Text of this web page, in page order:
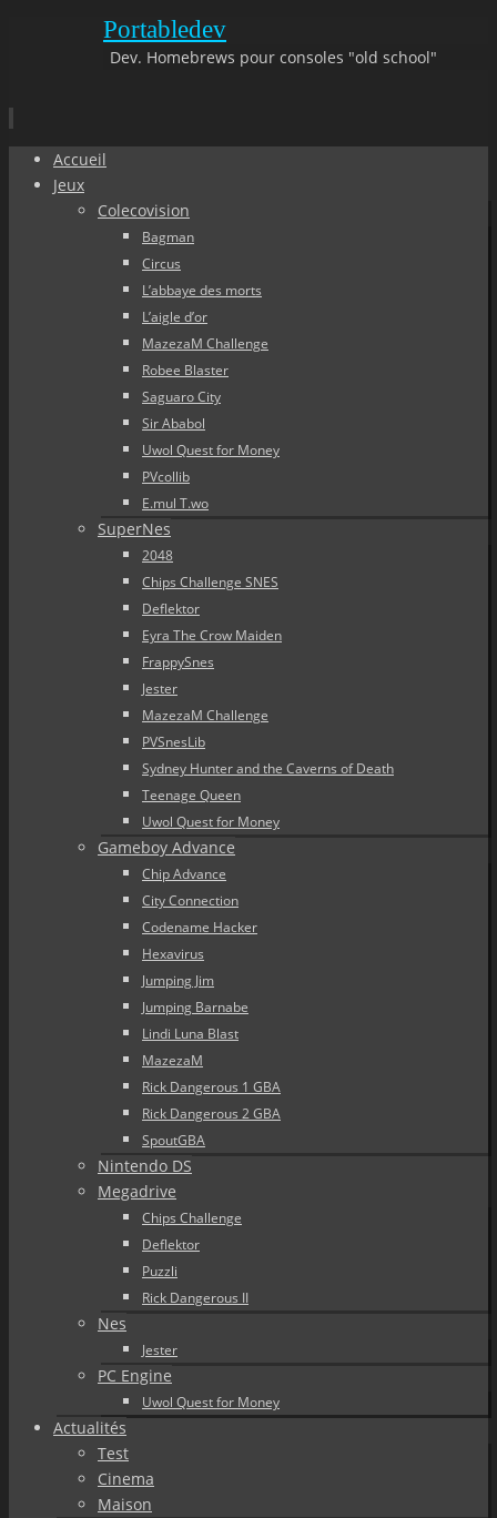
Portabledev
Dev. Homebrews pour consoles "old school"
Aller
Accueil
Jeux
Colecovision
Bagman
Circus
L’abbaye des morts
L’aigle d’or
MazezaM Challenge
Robee Blaster
Saguaro City
Sir Ababol
Uwol Quest for Money
PVcollib
E.mul T.wo
SuperNes
2048
Chips Challenge SNES
Deflektor
Eyra The Crow Maiden
FrappySnes
Jester
MazezaM Challenge
PVSnesLib
Sydney Hunter and the Caverns of Death
Teenage Queen
Uwol Quest for Money
Gameboy Advance
Chip Advance
City Connection
Codename Hacker
Hexavirus
Jumping Jim
Jumping Barnabe
Lindi Luna Blast
MazezaM
Rick Dangerous 1 GBA
Rick Dangerous 2 GBA
SpoutGBA
Nintendo DS
Megadrive
Chips Challenge
Deflektor
Puzzli
Rick Dangerous II
Nes
Jester
PC Engine
Uwol Quest for Money
Actualités
Test
Cinema
Maison